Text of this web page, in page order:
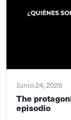
Junio 24, 2026
The
episodio